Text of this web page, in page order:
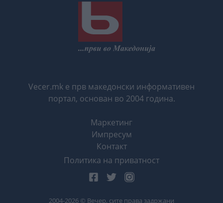
Vecer.mk е прв македонски информативен
портал, основан во 2004 година.
Маркетинг
Импресум
Контакт
Политика на приватност
2004-2026 © Вечер, сите права задржани